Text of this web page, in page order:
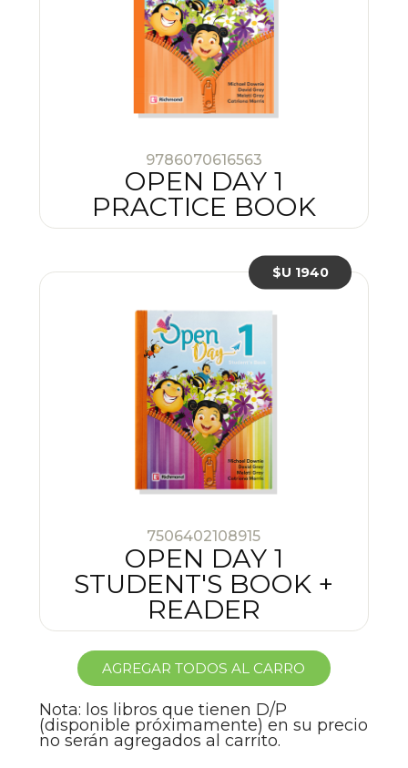
9786070616563
OPEN DAY 1
PRACTICE BOOK
7506402108915
OPEN DAY 1
STUDENT'S BOOK +
READER
$U 1940
AGREGAR TODOS AL CARRO
Nota: los libros que tienen D/P
(disponible próximamente) en su precio
no serán agregados al carrito.